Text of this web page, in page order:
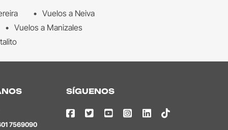
Vuelos a Neiva
Vuelos a Manizales
7569090
SÍGUENOS